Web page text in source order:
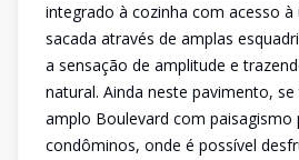
integrado à cozinha com acesso à
sacada através de amplas
a sensação de amplitude e
natural. Ainda neste pavimento,
amplo Boulevard com
condôminos, onde é possível